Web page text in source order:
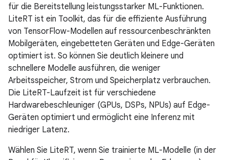
für die Bereitstellung leistungsstarker ML-Funktionen.
LiteRT ist ein Toolkit, das für die effiziente Ausführung
von TensorFlow-Modellen auf ressourcenbeschränkten
Mobilgeräten, eingebetteten Geräten und Edge-Geräten
optimiert ist. So können Sie deutlich kleinere und
schnellere Modelle ausführen, die weniger
Arbeitsspeicher, Strom und Speicherplatz verbrauchen.
Die LiteRT-Laufzeit ist für verschiedene
Hardwarebeschleuniger (GPUs, DSPs, NPUs) auf Edge-
Geräten optimiert und ermöglicht eine Inferenz mit
niedriger Latenz.
Wählen Sie LiteRT, wenn Sie trainierte ML-Modelle (in der